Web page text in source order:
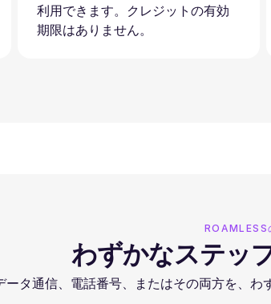
利用できます。クレジットの有効
期限はありません。
ROAMLESS
わずかなステッ
ータ通信、電話番号、またはその両方を、わ